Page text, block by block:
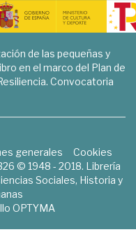
de las pequeñas y
en el marco del Plan de
Convocatoria
generales
Cookies
© 1948 - 2018. Librería
Sociales, Historia y
OPTYMA